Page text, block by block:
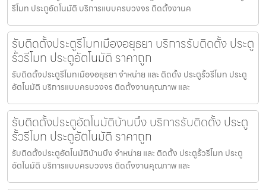
รีโมท ประตูอัตโนมัติ บริการแบบครบวงจร ติดตั้งงานค
รับติดตั้งประตูรีโมทเมืองอยุธยา บริการรับติดตั้ง ประตู
รั้วรีโมท ประตูอัตโนมัติ ราคาถูก
รับติดตั้งประตูรีโมทเมืองอยุธยา จำหน่าย และ ติดตั้ง ประตูรั้วรีโมท ประตู
อัตโนมัติ บริการแบบครบวงจร ติดตั้งงานคุณภาพ และ
รับติดตั้งประตูอัตโนมัติบ้านบึง บริการรับติดตั้ง ประตู
รั้วรีโมท ประตูอัตโนมัติ ราคาถูก
รับติดตั้งประตูอัตโนมัติบ้านบึง จำหน่าย และ ติดตั้ง ประตูรั้วรีโมท ประตู
อัตโนมัติ บริการแบบครบวงจร ติดตั้งงานคุณภาพ และ